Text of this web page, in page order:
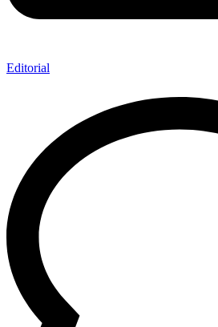
Editorial